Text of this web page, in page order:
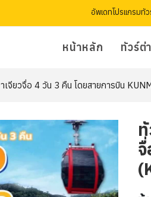
อัพเดทโปรแกรมทั
หน้าหลัก ทัวร์ต่
จียวจื่อ 4 วัน 3 คืน โดยสายการบิน